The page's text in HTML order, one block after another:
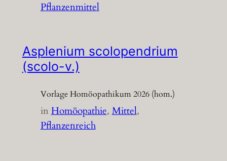
Pflanzenmittel
Asplenium scolopendrium
(scolo-v.)
Vorlage Homöopathikum 2026 (hom.)
inHomöopathie, Mittel
Pflanzenreich